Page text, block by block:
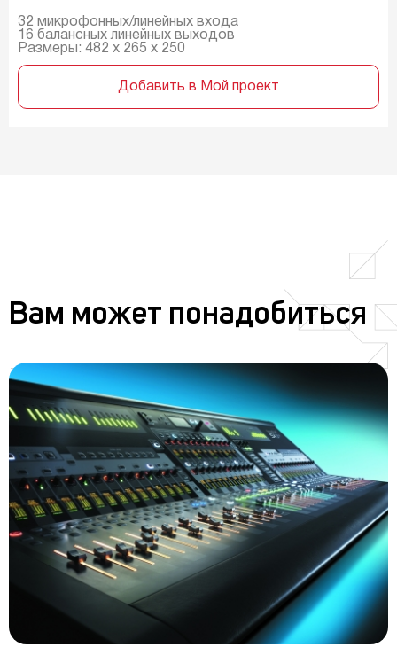
32 микрофонных/линейных входа
16 балансных линейных выходов
Размеры: 482 x 265 x 250
Добавить в Мой проект
Вам может понадобиться